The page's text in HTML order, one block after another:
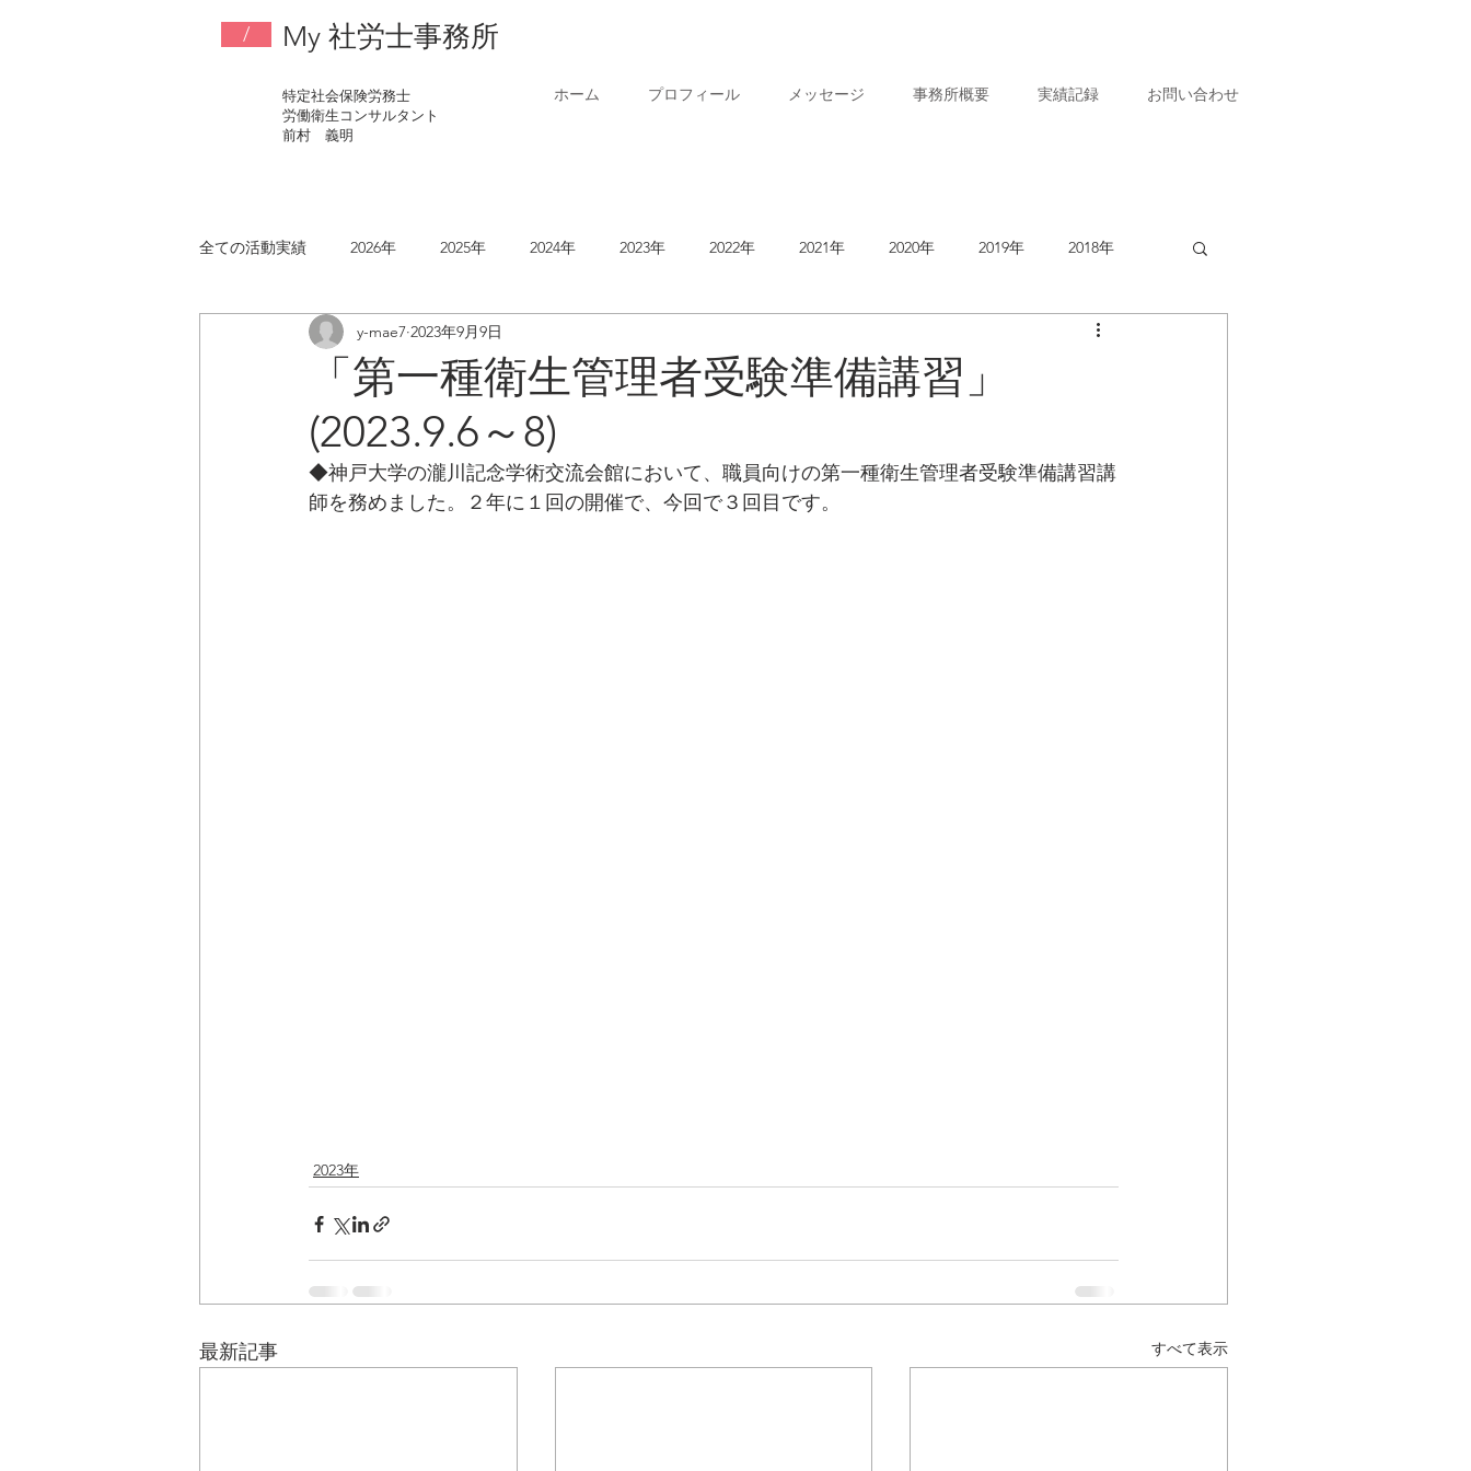
/ My 社労士事務所
特定社会保険労務士
労働衛生コンサルタント
​前村 義明
ホーム プロフィール メッセージ 事務所概要 実績記録 お問い合わせ
全ての活動実績 2026年 2025年 2024年 2023年 2022年 2021年 2020年 2019年 2018年
2016年 2015年
「第一種衛生管理者受験準備講習」
(2023.9.6～8)
y-mae7 2023年9月9日
◆神戸大学の瀧川記念学術交流会館において、職員向けの第一種衛生管理者受験準備講習講
師を務めました。２年に１回の開催で、今回で３回目です。
2023年
最新記事 すべて表示